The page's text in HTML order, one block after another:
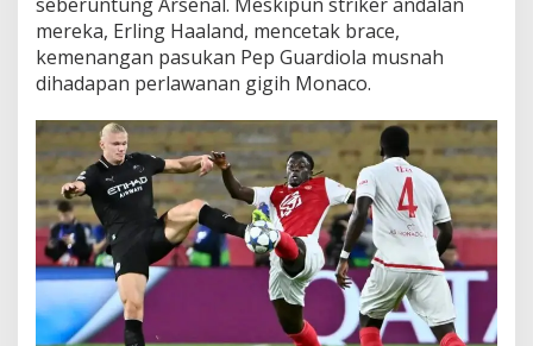
mereka, Erling Haaland, mencetak brace,
kemenangan pasukan Pep Guardiola musnah
dihadapan perlawanan gigih Monaco.